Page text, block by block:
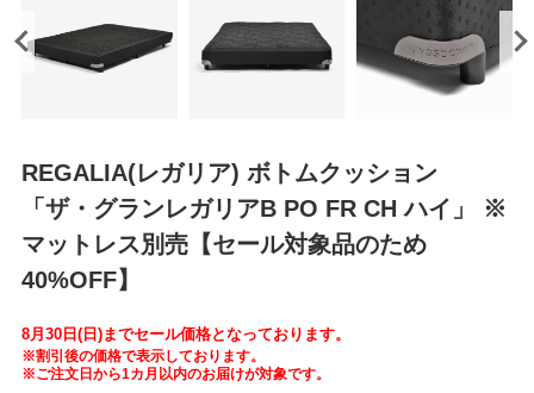
REGALIA(レガリア) ボトムクッション
「ザ・グランレガリアB PO FR CH ハイ」 ※
マットレス別売【セール対象品のため
40%OFF】
8月30日(日)までセール価格となっております。
※割引後の価格で表示しております。
※ご注文日から1カ月以内のお届けが対象です。